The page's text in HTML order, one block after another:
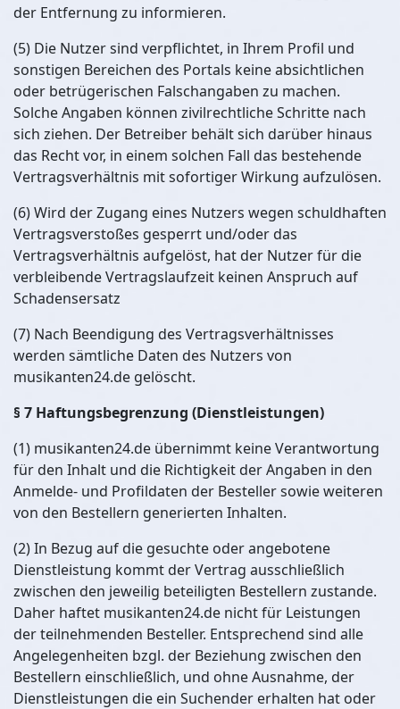
der Entfernung zu informieren.
(5) Die Nutzer sind verpflichtet, in Ihrem Profil und
sonstigen Bereichen des Portals keine absichtlichen
oder betrügerischen Falschangaben zu machen.
Solche Angaben können zivilrechtliche Schritte nach
sich ziehen. Der Betreiber behält sich darüber hinaus
das Recht vor, in einem solchen Fall das bestehende
Vertragsverhältnis mit sofortiger Wirkung aufzulösen.
(6) Wird der Zugang eines Nutzers wegen schuldhaften
Vertragsverstoßes gesperrt und/oder das
Vertragsverhältnis aufgelöst, hat der Nutzer für die
verbleibende Vertragslaufzeit keinen Anspruch auf
Schadensersatz
(7) Nach Beendigung des Vertragsverhältnisses
werden sämtliche Daten des Nutzers von
musikanten24.de gelöscht.
§ 7 Haftungsbegrenzung (Dienstleistungen)
(1) musikanten24.de übernimmt keine Verantwortung
für den Inhalt und die Richtigkeit der Angaben in den
Anmelde- und Profildaten der Besteller sowie weiteren
von den Bestellern generierten Inhalten.
(2) In Bezug auf die gesuchte oder angebotene
Dienstleistung kommt der Vertrag ausschließlich
zwischen den jeweilig beteiligten Bestellern zustande.
Daher haftet musikanten24.de nicht für Leistungen
der teilnehmenden Besteller. Entsprechend sind alle
Angelegenheiten bzgl. der Beziehung zwischen den
Bestellern einschließlich, und ohne Ausnahme, der
Dienstleistungen die ein Suchender erhalten hat oder